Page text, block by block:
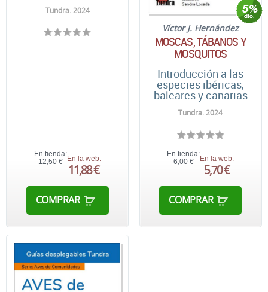
Tundra. 2024
En tienda:
12,50 € En la web:
11,88 €
COMPRAR
Víctor J. Hernández
MOSCAS, TÁBANOS Y
MOSQUITOS
Introducción a las
especies ibéricas,
baleares y canarias
Tundra. 2024
En tienda:
6,00 €
En la web:
5,70 €
COMPRAR